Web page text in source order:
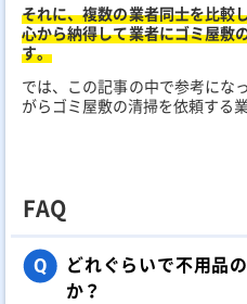
それに、複数の業者同士を比較
心から納得して業者にゴミ屋敷
す。
では、この記事の中で参考にな
がらゴミ屋敷の清掃を依頼する
FAQ
Q
どれぐらいで不用品
か？